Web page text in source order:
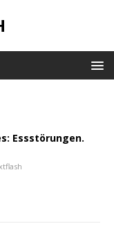
Essstörungen.